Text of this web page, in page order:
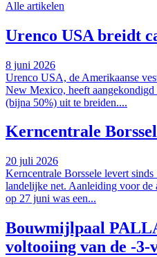
Alle artikelen
Urenco USA breidt
8 juni 2026
Urenco USA, de Amerikaanse
New Mexico, heeft
(bijna 50%) uit te breiden....
Kerncentrale
20 juli 2026
Kerncentrale Borssele levert
landelijke net. Aanleiding voor de
op 27 juni was een...
Bouwmijlpaal
voltooiing van de -3-